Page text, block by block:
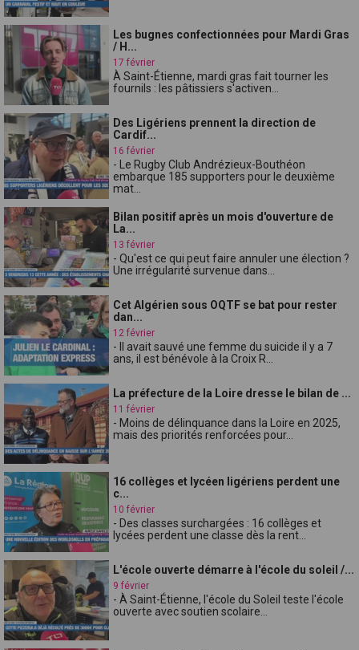
Les bugnes confectionnées pour Mardi Gras
/ H...
17 février
À Saint-Étienne, mardi gras fait tourner les
fournils : les pâtissiers s'activen...
Des Ligériens prennent la direction de
Cardif...
16 février
- Le Rugby Club Andrézieux-Bouthéon
embarque 185 supporters pour le deuxième
mat...
Bilan positif après un mois d'ouverture de
La...
13 février
- Qu'est ce qui peut faire annuler une élection ?
Une irrégularité survenue dans...
Cet Algérien sous OQTF se bat pour rester
dan...
12 février
- Il avait sauvé une femme du suicide il y a 7
ans, il est bénévole à la Croix R...
La préfecture de la Loire dresse le bilan de ...
11 février
- Moins de délinquance dans la Loire en 2025,
mais des priorités renforcées pour...
16 collèges et lycéen ligériens perdent une
c...
10 février
- Des classes surchargées : 16 collèges et
lycées perdent une classe dès la rent...
L'école ouverte démarre à l'école du soleil /...
9 février
- À Saint-Étienne, l'école du Soleil teste l'école
ouverte avec soutien scolaire...